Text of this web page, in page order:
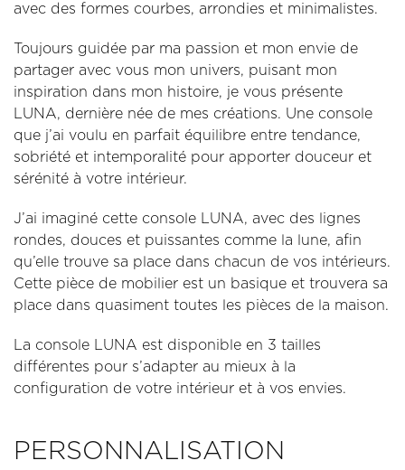
avec des formes courbes, arrondies et minimalistes.
Toujours guidée par ma passion et mon envie de
partager avec vous mon univers, puisant mon
inspiration dans mon histoire, je vous présente
LUNA, dernière née de mes créations. Une console
que j’ai voulu en parfait équilibre entre tendance,
sobriété et intemporalité pour apporter douceur et
sérénité à votre intérieur.
J’ai imaginé cette console LUNA, avec des lignes
rondes, douces et puissantes comme la lune, afin
qu’elle trouve sa place dans chacun de vos intérieurs.
Cette pièce de mobilier est un basique et trouvera sa
place dans quasiment toutes les pièces de la maison.
La console LUNA est disponible en 3 tailles
différentes pour s’adapter au mieux à la
configuration de votre intérieur et à vos envies.
PERSONNALISATION